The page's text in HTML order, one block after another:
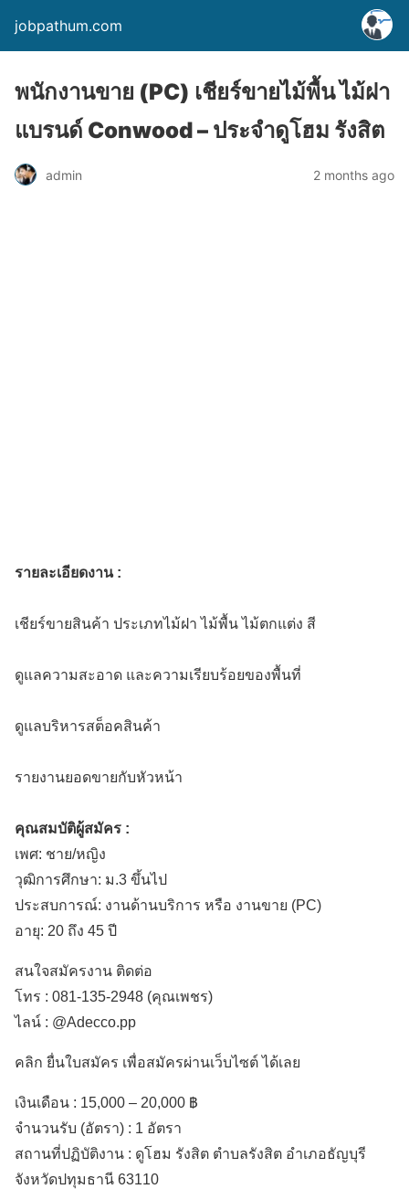
jobpathum.com
พนักงานขาย (PC) เชียร์ขายไม้พื้น ไม้ฝา
แบรนด์ Conwood – ประจำดูโฮม รังสิต
admin 2 months ago
รายละเอียดงาน :
เชียร์ขายสินค้า ประเภทไม้ฝา ไม้พื้น ไม้ตกแต่ง สี
ดูแลความสะอาด และความเรียบร้อยของพื้นที่
ดูแลบริหารสต็อคสินค้า
รายงานยอดขายกับหัวหน้า
คุณสมบัติผู้สมัคร :
เพศ: ชาย/หญิง
วุฒิการศึกษา: ม.3 ขึ้นไป
ประสบการณ์: งานด้านบริการ หรือ งานขาย (PC)
อายุ: 20 ถึง 45 ปี
สนใจสมัครงาน ติดต่อ
โทร : 081-135-2948 (คุณเพชร)
ไลน์ : @Adecco.pp
คลิก ยื่นใบสมัคร เพื่อสมัครผ่านเว็บไซต์ ได้เลย
เงินเดือน : 15,000 – 20,000 ฿
จำนวนรับ (อัตรา) : 1 อัตรา
สถานที่ปฏิบัติงาน : ดูโฮม รังสิต ตำบลรังสิต อำเภอธัญบุรี
จังหวัดปทุมธานี 63110